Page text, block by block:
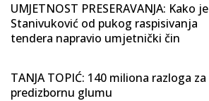
UMJETNOST PRESERAVANJA: Kako je
Stanivuković od pukog raspisivanja
tendera napravio umjetnički čin
TANJA TOPIĆ: 140 miliona razloga za
predizbornu glumu